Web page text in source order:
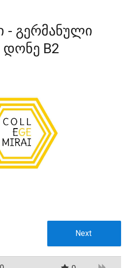
- გერმანული
დონე B2